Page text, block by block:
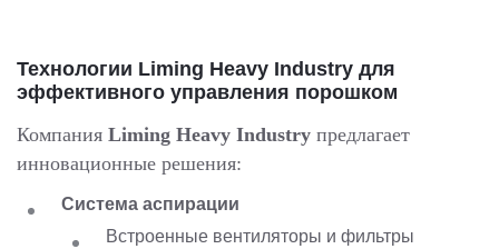
Технологии Liming Heavy Industry для
эффективного управления порошком
Компания Liming Heavy Industry предлагает
инновационные решения:
Система аспирации
Встроенные вентиляторы и фильтры